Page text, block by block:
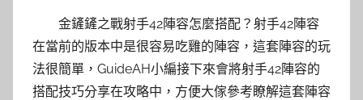
金鏟鏟之戰射手42陣容怎麼搭配？射手42陣容
在當前的版本中是很容易吃雞的陣容，這套陣容的玩
法很簡單，GuideAH小編接下來會將射手42陣容的
搭配技巧分享在攻略中，方便大傢參考瞭解這套陣容